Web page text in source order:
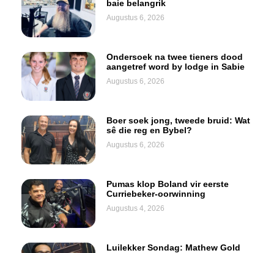
baie belangrik
Augustus 6, 2026
Ondersoek na twee tieners dood
aangetref word by lodge in Sabie
Augustus 6, 2026
Boer soek jong, tweede bruid: Wat
sê die reg en Bybel?
Augustus 6, 2026
Pumas klop Boland vir eerste
Curriebeker-oorwinning
Augustus 4, 2026
Luilekker Sondag: Mathew Gold